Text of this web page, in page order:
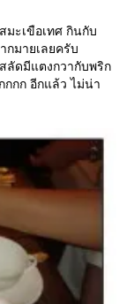
มะเขือเทศ กินกับ
กมายเลยครับ
ลัดมีแตงกวากับพริก
กก อีกแล้ว ไม่น่า